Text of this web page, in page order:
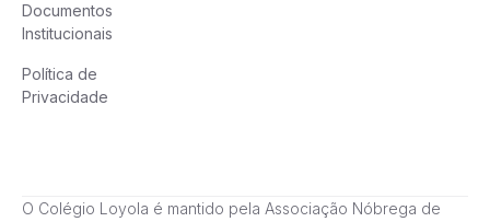
Documentos
Institucionais
Política de
Privacidade
O Colégio Loyola é mantido pela Associação Nóbrega de